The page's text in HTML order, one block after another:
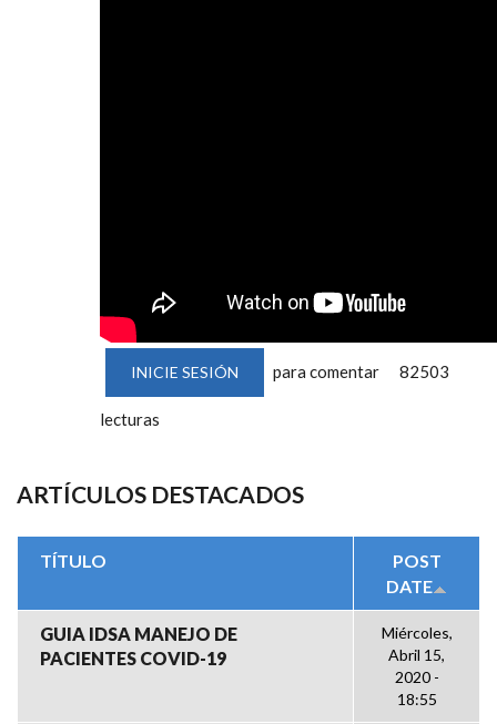
INICIE SESIÓN para comentar 82503
lecturas
ARTÍCULOS DESTACADOS
TÍTULO
POST
DATE
GUIA IDSA MANEJO DE
PACIENTES COVID-19
Miércoles,
Abril 15,
2020 -
18:55